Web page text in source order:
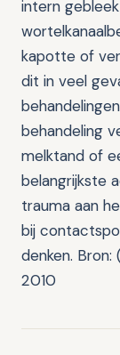
intern
kapotte of
dit in veel
behandeling
melktand of
belangrijkste
trauma aan
bij
denken. Bron:
2010